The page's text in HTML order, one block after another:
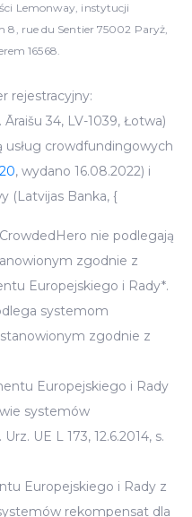
Lemonway, instytucji
8, rue du Sentier 75002 Paryż,
16568.
rejestracyjny:
34, LV-1039, Łotwa)
crowdfundingowych
, wydano 16.08.2022) i
(Latvijas Banka, {
nie podlegają
zgodnie z
Europejskiego i Rady*.
systemom
zgodnie z
Europejskiego i Rady
systemów
UE L 173, 12.6.2014, s.
Europejskiego i Rady z
rekompensat dla